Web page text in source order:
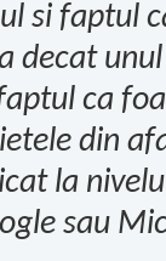
si faptul
decat
ca
din
la
sau